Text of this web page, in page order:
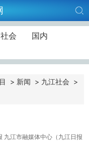
社会
国内
> 新闻 > 九江社会 >
九江市融媒体中心（九江日报